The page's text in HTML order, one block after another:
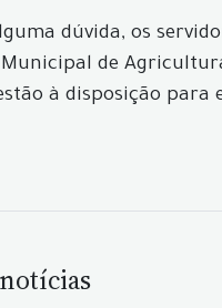
dúvida, os
de
à disposição para